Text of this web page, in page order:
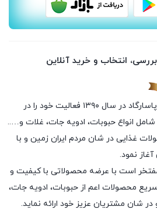
انتخاب و خرید آنلاین
صنایع غذایی عطارباشی کهن پاسارگاد در سال ۱۳۹۰ فعالیت خود را در
انواع حبوبات، ادویه جات، غلات و…..
غذایی در شان مردم ایران زمین و با
نمود.
است با عرضه محصولاتی با کیفیت و
محصولات اعم از حبوبات، ادویه جات،
شان مشتریان عزیز خود ارائه نماید.